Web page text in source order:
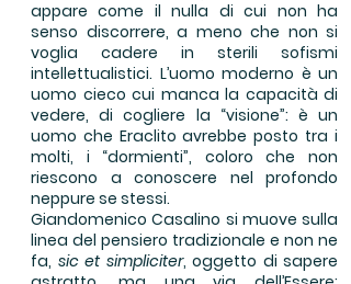
appare come il nulla di cui non ha
senso discorrere, a meno che non si
voglia cadere in sterili sofismi
intellettualistici. L’uomo moderno è un
uomo cieco cui manca la capacità di
vedere, di cogliere la “visione”: è un
uomo che Eraclito avrebbe posto tra i
molti, i “dormienti”, coloro che non
riescono a conoscere nel profondo
neppure se stessi.
Giandomenico Casalino si muove sulla
linea del pensiero tradizionale e non ne
fa, sic et simpliciter, oggetto di sapere